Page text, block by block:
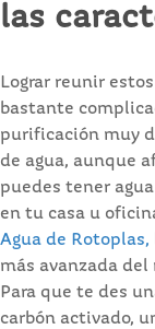
las
Lograr reunir
bastante
purificación muy
de agua, aunque
puedes tener
en tu casa u
Agua de Rotoplas,
más avanzada del
Para que te des
carbón activado,